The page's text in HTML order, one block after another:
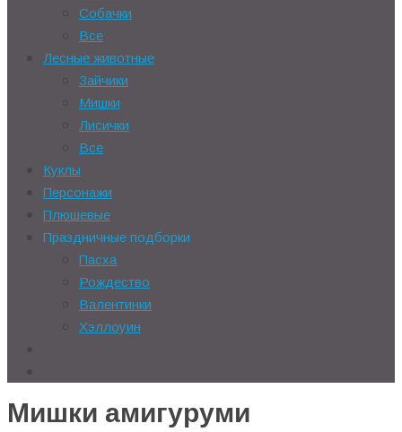
Собачки
Все
Лесные животные
Зайчики
Мишки
Лисички
Все
Куклы
Персонажи
Плюшевые
Праздничные подборки
Пасха
Рождество
Валентинки
Хэллоуин
Мишки амигуруми